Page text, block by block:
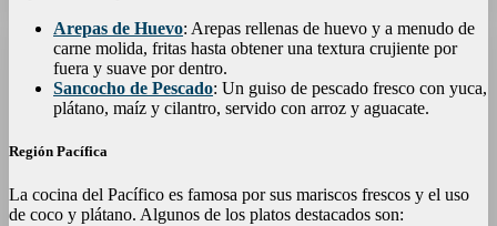
Arepas de Huevo: Arepas rellenas de huevo y a menudo de
carne molida, fritas hasta obtener una textura crujiente por
fuera y suave por dentro.
Sancocho de Pescado: Un guiso de pescado fresco con yuca,
plátano, maíz y cilantro, servido con arroz y aguacate.
Región Pacífica
La cocina del Pacífico es famosa por sus mariscos frescos y el uso
de coco y plátano. Algunos de los platos destacados son: